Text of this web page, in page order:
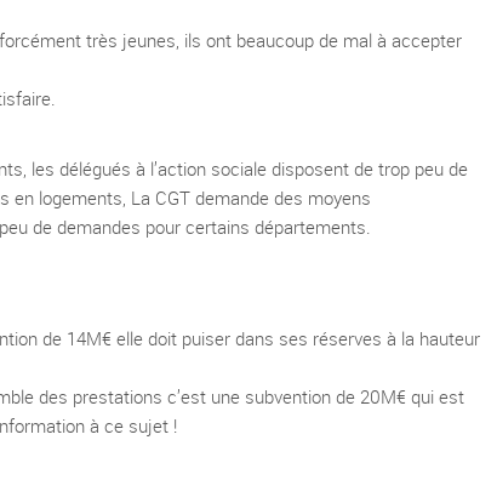
très jeunes, ils ont beaucoup de mal à accepter
les délégués à l’action sociale disposent de trop peu de
logements, La CGT demande des moyens
de demandes pour certains départements.
de 14M€ elle doit puiser dans ses réserves à la hauteur
des prestations c’est une subvention de 20M€ qui est
à ce sujet !